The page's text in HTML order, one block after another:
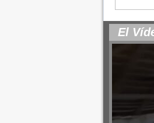
El